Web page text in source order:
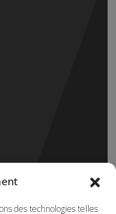
des technologies telles